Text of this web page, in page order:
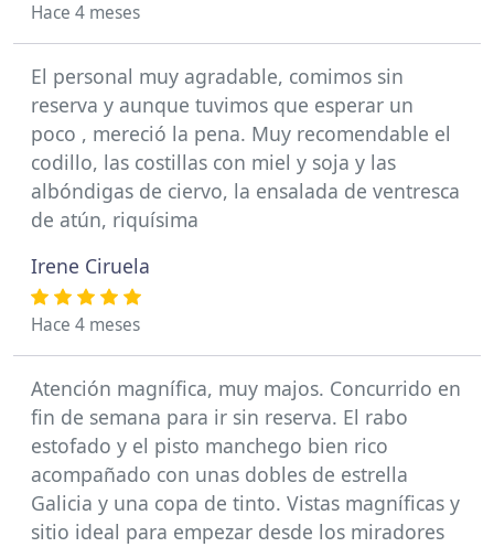
Hace 4 meses
El personal muy agradable, comimos sin
reserva y aunque tuvimos que esperar un
poco , mereció la pena. Muy recomendable el
codillo, las costillas con miel y soja y las
albóndigas de ciervo, la ensalada de ventresca
de atún, riquísima
Irene Ciruela
Hace 4 meses
Atención magnífica, muy majos. Concurrido en
fin de semana para ir sin reserva. El rabo
estofado y el pisto manchego bien rico
acompañado con unas dobles de estrella
Galicia y una copa de tinto. Vistas magníficas y
sitio ideal para empezar desde los miradores